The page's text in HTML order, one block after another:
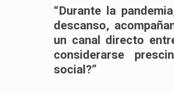
“Durante la
descanso,
un canal directo
considerarse
social?”